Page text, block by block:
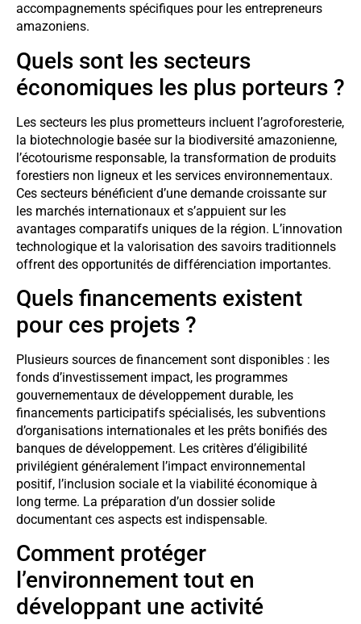
accompagnements spécifiques pour les entrepreneurs
amazoniens.
Quels sont les secteurs
économiques les plus porteurs ?
Les secteurs les plus prometteurs incluent l’agroforesterie,
la biotechnologie basée sur la biodiversité amazonienne,
l’écotourisme responsable, la transformation de produits
forestiers non ligneux et les services environnementaux.
Ces secteurs bénéficient d’une demande croissante sur
les marchés internationaux et s’appuient sur les
avantages comparatifs uniques de la région. L’innovation
technologique et la valorisation des savoirs traditionnels
offrent des opportunités de différenciation importantes.
Quels financements existent
pour ces projets ?
Plusieurs sources de financement sont disponibles : les
fonds d’investissement impact, les programmes
gouvernementaux de développement durable, les
financements participatifs spécialisés, les subventions
d’organisations internationales et les prêts bonifiés des
banques de développement. Les critères d’éligibilité
privilégient généralement l’impact environnemental
positif, l’inclusion sociale et la viabilité économique à
long terme. La préparation d’un dossier solide
documentant ces aspects est indispensable.
Comment protéger
l’environnement tout en
développant une activité